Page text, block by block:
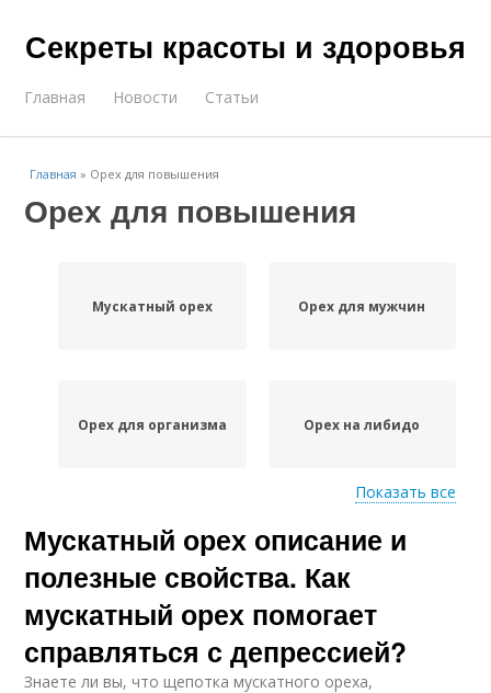
Секреты красоты и здоровья
Главная Новости Статьи
Главная » Орех для повышения
Орех для повышения
Мускатный орех Орех для мужчин
Орех для организма Орех на либидо
Орех для здоровья
Продукты для
повышения
Орех с кефиром
Показать все
Мускатный орех описание и
полезные свойства. Как
мускатный орех помогает
справляться с депрессией?
Знаете ли вы, что щепотка мускатного ореха,